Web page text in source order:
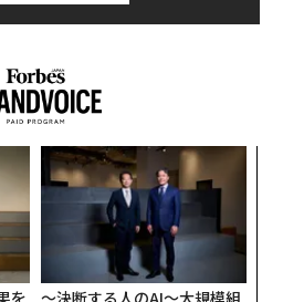
を
〜決断する人のAI〜大規模組